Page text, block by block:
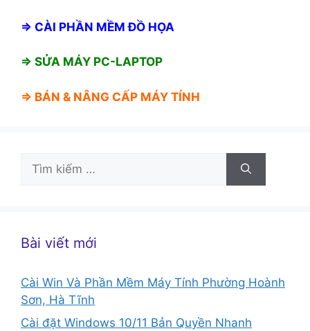
⇒ CÀI PHẦN MỀM ĐỒ HỌA
⇒ SỬA MÁY PC-LAPTOP
⇒ BÁN & NÂNG CẤP MÁY TÍNH
Tìm
kiếm
Bài viết mới
Cài Win Và Phần Mềm Máy Tính Phường Hoành
Sơn, Hà Tĩnh
Cài đặt Windows 10/11 Bản Quyền Nhanh